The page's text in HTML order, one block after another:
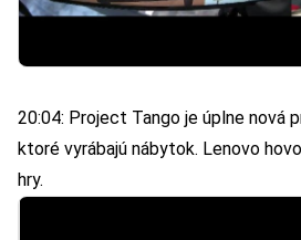
20:04: Project Tango je úplne nová
ktoré vyrábajú nábytok. Lenovo
hry.